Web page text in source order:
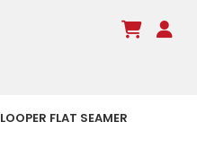
LOOPER FLAT SEAMER